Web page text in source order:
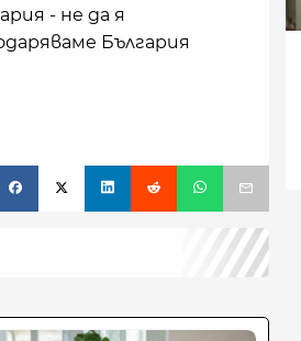
- не да я
България